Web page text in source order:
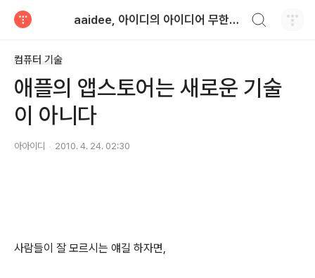
aaidee, 아이디의 아이디어 무한도전
컴퓨터 기술
애플의 앱스토어는 새로운 기술
이 아니다
아아이디 2010. 4. 24. 02:30
사람들이 잘 모르시는 얘길 하자면,